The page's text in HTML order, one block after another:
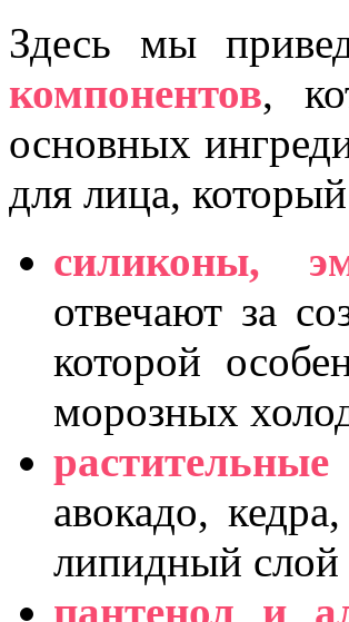
Здесь мы
компонентов,
основных
для лица,
силиконы,
отвечают за
которой
морозных
авокадо,
липидный слой
пантенол и